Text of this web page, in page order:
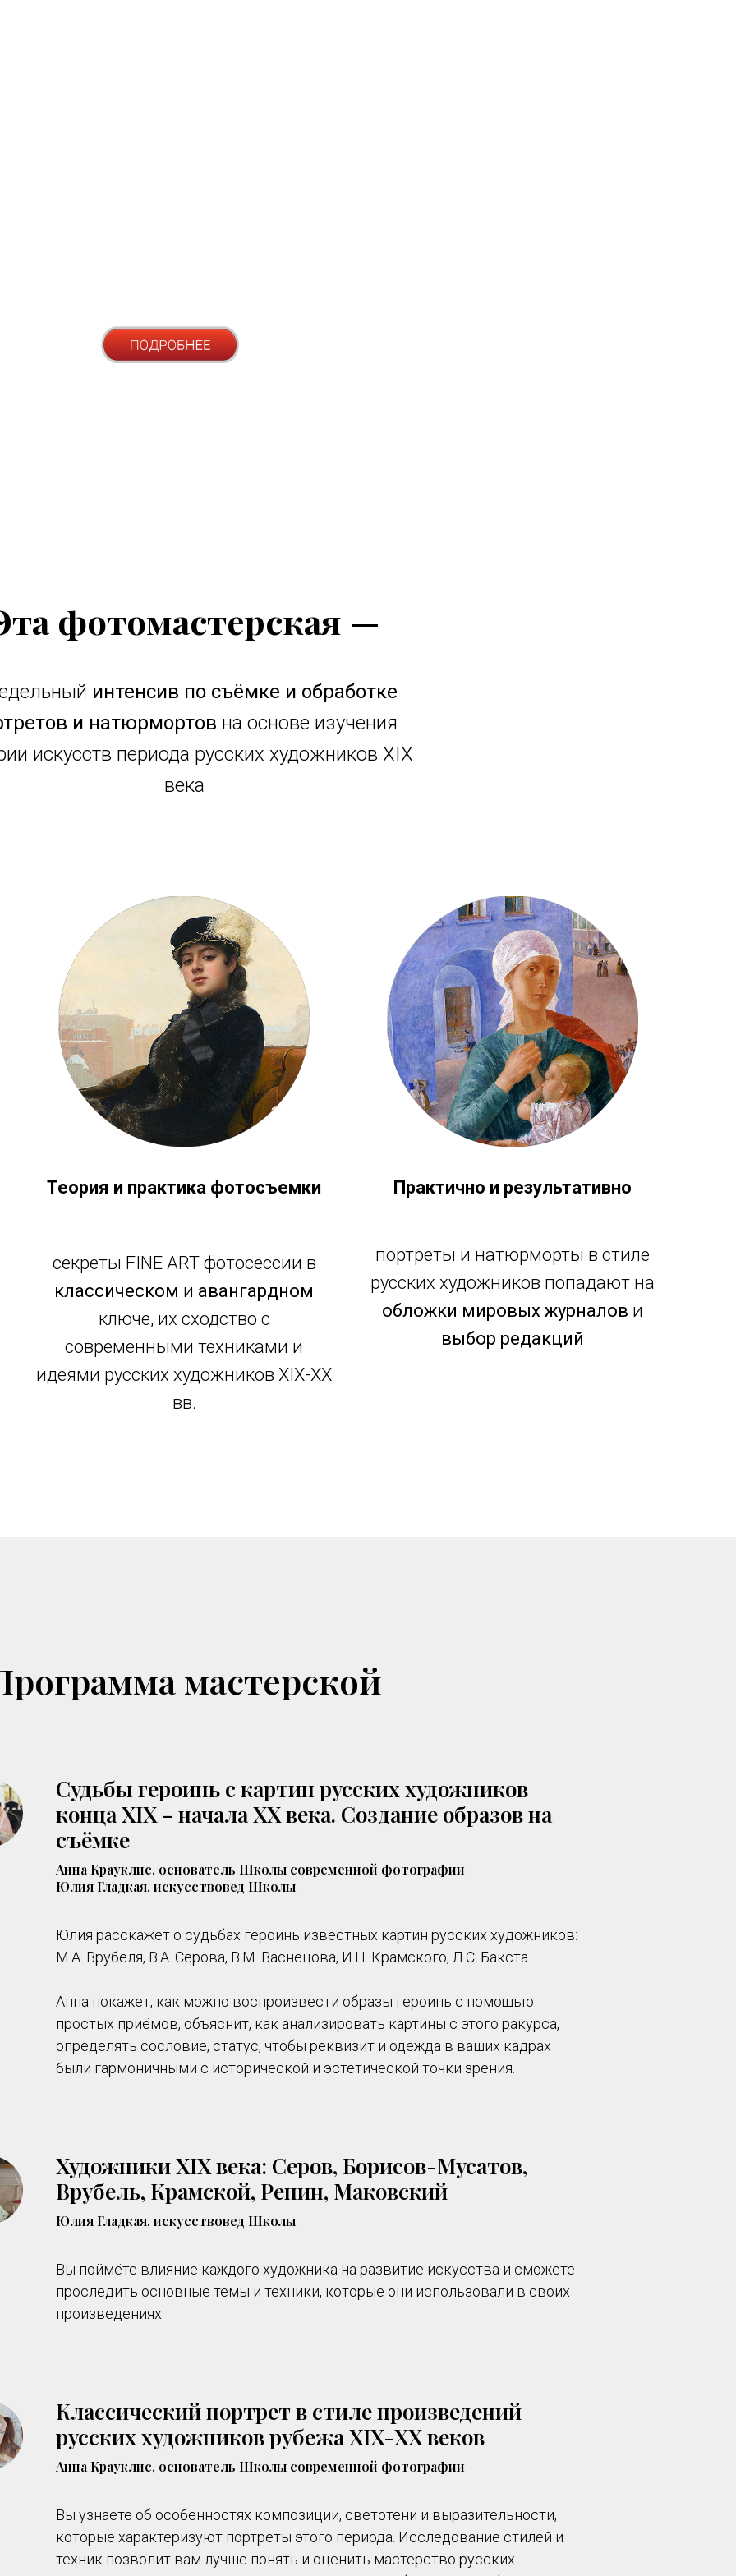
фотомастерская —
интенсив по съёмке и обработке
и натюрмортов на основе изучения
искусств периода русских художников XIX
века
Теория и практика фотосъемки
секреты FINE ART фотосессии в
классическом и авангардном
ключе, их сходство с
современными техниками и
идеями русских художников XIX-XX
вв.
Практично и результативно
портреты и натюрморты в стиле
русских художников попадают на
обложки мировых журналов и
выбор редакций
мастерской
Судьбы героинь с картин русских художников
конца XIX – начала XX века. Создание образов на
съёмке
Анна Крауклис, основатель Школы современной фотографии
Юлия Гладкая, искусствовед Школы
Юлия расскажет о судьбах героинь известных картин русских художников:
М.А. Врубеля, В.А. Серова, В.М. Васнецова, И.Н. Крамского, Л.С. Бакста.
Анна покажет, как можно воспроизвести образы героинь с помощью
простых приёмов, объяснит, как анализировать картины с этого ракурса,
определять сословие, статус, чтобы реквизит и одежда в ваших кадрах
были гармоничными с исторической и эстетической точки зрения.
Художники XIX века: Серов, Борисов-Мусатов,
Врубель, Крамской, Репин, Маковский
Юлия Гладкая, искусствовед Школы
Вы поймёте влияние каждого художника на развитие искусства и сможете
проследить основные темы и техники, которые они использовали в своих
произведениях
Классический портрет в стиле произведений
русских художников рубежа XIX-XX веков
Анна Крауклис, основатель Школы современной фотографии
Вы узнаете об особенностях композиции, светотени и выразительности,
которые характеризуют портреты этого периода. Исследование стилей и
техник позволит вам лучше понять и оценить мастерство русских